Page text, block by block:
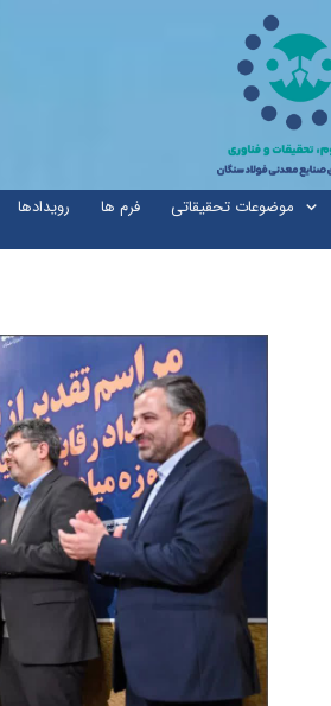
رویدادها فرم ها موضوعات تحقیقاتی